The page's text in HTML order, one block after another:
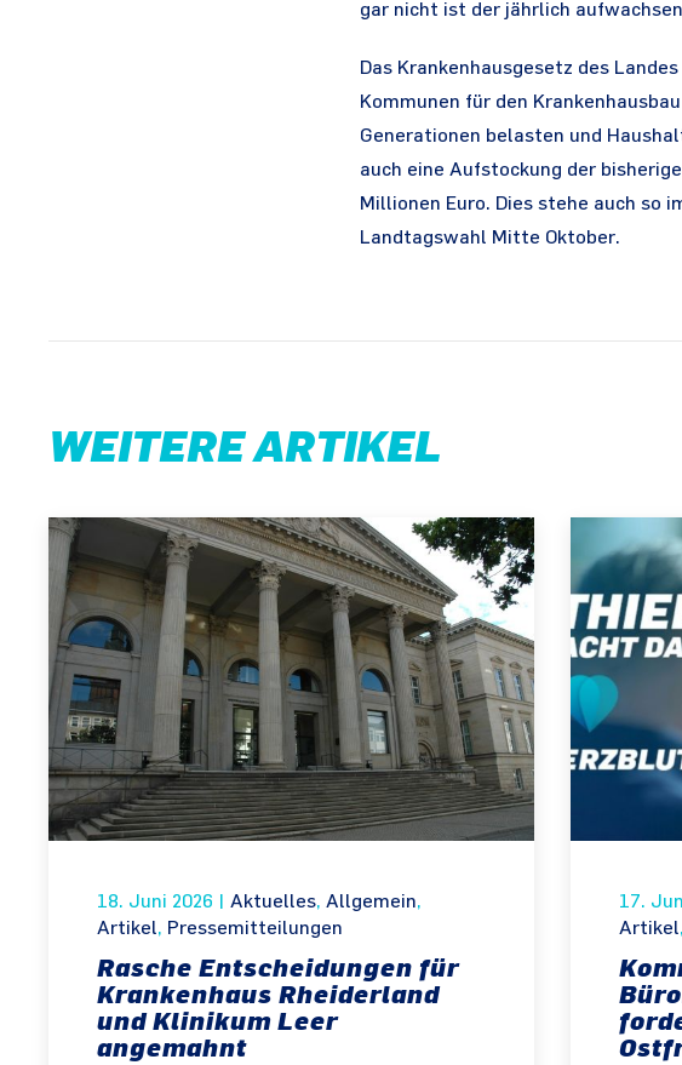
gar nicht ist der jährlich
Das Krankenhausgesetz des
Kommunen für den
Generationen belasten und
auch eine Aufstockung der
Millionen Euro. Dies stehe auch so
Landtagswahl Mitte Oktober.
WEITERE ARTIKEL
18. Juni 2026 Aktuelles, Allgemein,
Artikel, Pressemitteilungen
Rasche Entscheidungen für
Krankenhaus Rheiderland
und Klinikum Leer
angemahnt
17.
Artikel,